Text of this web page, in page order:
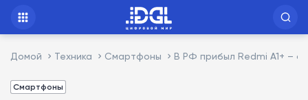
Домой Техника Смартфоны В РФ прибыл Redmi A1+ –
Смартфоны